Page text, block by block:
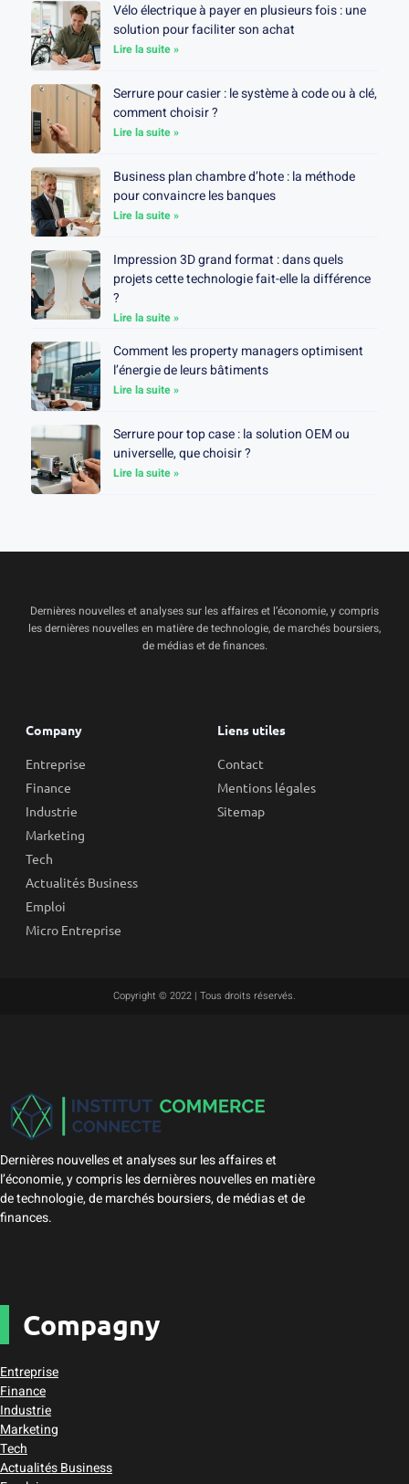
Vélo électrique à payer en plusieurs fois : une
solution pour faciliter son achat
Lire la suite »
Serrure pour casier : le système à code ou à clé,
comment choisir ?
Lire la suite »
Business plan chambre d’hote : la méthode
pour convaincre les banques
Lire la suite »
Impression 3D grand format : dans quels
projets cette technologie fait-elle la différence
?
Lire la suite »
Comment les property managers optimisent
l’énergie de leurs bâtiments
Lire la suite »
Serrure pour top case : la solution OEM ou
universelle, que choisir ?
Lire la suite »
Dernières nouvelles et analyses sur les affaires et l’économie, y compris
les dernières nouvelles en matière de technologie, de marchés boursiers,
de médias et de finances.
Company
Entreprise
Finance
Industrie
Marketing
Tech
Actualités Business
Emploi
Micro Entreprise
Liens utiles
Contact
Mentions légales
Sitemap
Copyright © 2022 | Tous droits réservés.
Dernières nouvelles et analyses sur les affaires et
l’économie, y compris les dernières nouvelles en matière
de technologie, de marchés boursiers, de médias et de
finances.
Compagny
Entreprise
Finance
Industrie
Marketing
Tech
Actualités Business